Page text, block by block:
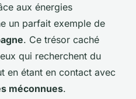
aux énergies
un parfait exemple de
. Ce trésor caché
qui recherchent du
en étant en contact avec
méconnues.